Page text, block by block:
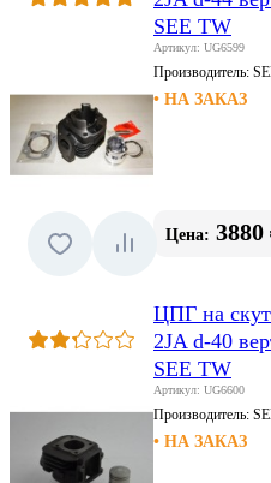
SEE TW
Артикул: UG6599
Производитель:
• НА ЗАКАЗ
Цена: 3880
ЦПГ на
2JA d-40
SEE TW
Артикул: UG6600
Производитель:
• НА ЗАКАЗ